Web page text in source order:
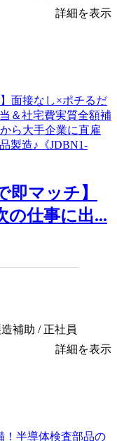
詳細を表示
即マッチ】
の仕事に出...
補助 / 正社員
詳細を表示